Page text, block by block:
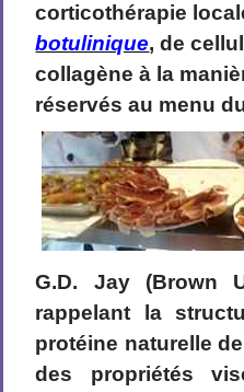
corticothérapie
botulinique,de
collagène à la
réservés au menu
G.D. Jay (Brown
rappelant la
protéine naturelle
des propriétés